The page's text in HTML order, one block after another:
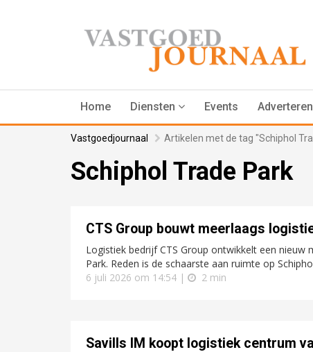
Home Diensten Events Adverteren
Vastgoedjournaal Artikelen met de tag "Schiphol
Schiphol Trade Park
CTS Group bouwt meerlaags
Logistiek bedrijf CTS Group ontwikkelt een nieuw
Park. Reden is de schaarste aan ruimte op
6 juli 2026 om 14:54 |
2 min
Savills IM koopt logistiek centrum